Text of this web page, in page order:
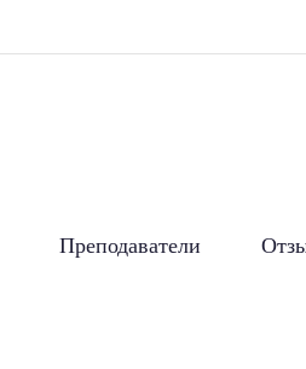
Преподаватели